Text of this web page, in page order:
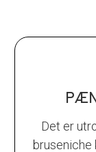
Det er
bruseniche